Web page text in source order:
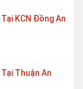
KCN Đồng An
Thuận An